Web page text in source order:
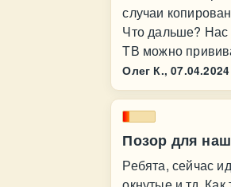
случаи
Что дальше? Нас
ТВ можно
Олег К., 07.04.2024
Позор для
Ребята, сейчас